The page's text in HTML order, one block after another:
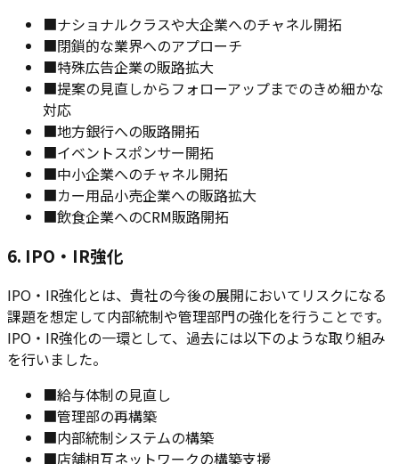
■ナショナルクラスや大企業へのチャネル開拓
■閉鎖的な業界へのアプローチ
■特殊広告企業の販路拡大
■提案の見直しからフォローアップまでのきめ細かな
対応
■地方銀行への販路開拓
■イベントスポンサー開拓
■中小企業へのチャネル開拓
■カー用品小売企業への販路拡大
■飲食企業へのCRM販路開拓
6. IPO・IR強化
IPO・IR強化とは、貴社の今後の展開においてリスクになる
課題を想定して内部統制や管理部門の強化を行うことです。
IPO・IR強化の一環として、過去には以下のような取り組み
を行いました。
■給与体制の見直し
■管理部の再構築
■内部統制システムの構築
■店舗相互ネットワークの構築支援